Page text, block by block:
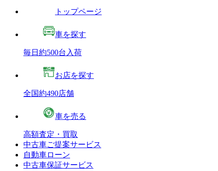
トップページ
車を探す
毎日約500台入荷
お店を探す
全国約490店舗
車を売る
高額査定・買取
中古車ご提案サービス
自動車ローン
中古車保証サービス